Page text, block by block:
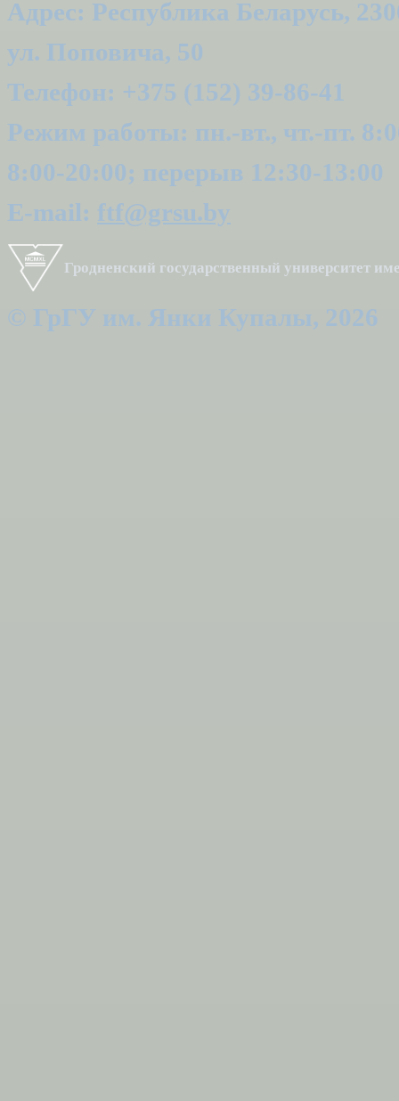
Адрес: Республика Беларусь,
ул. Поповича, 50
Телефон: +375 (152) 39-86-41
Режим работы: пн.-вт., чт.-пт.
8:00-20:00; перерыв 12:30-13:00
E-mail: ftf@grsu.by
Гродненский государственный университет
© ГрГУ им. Янки Купалы, 2026